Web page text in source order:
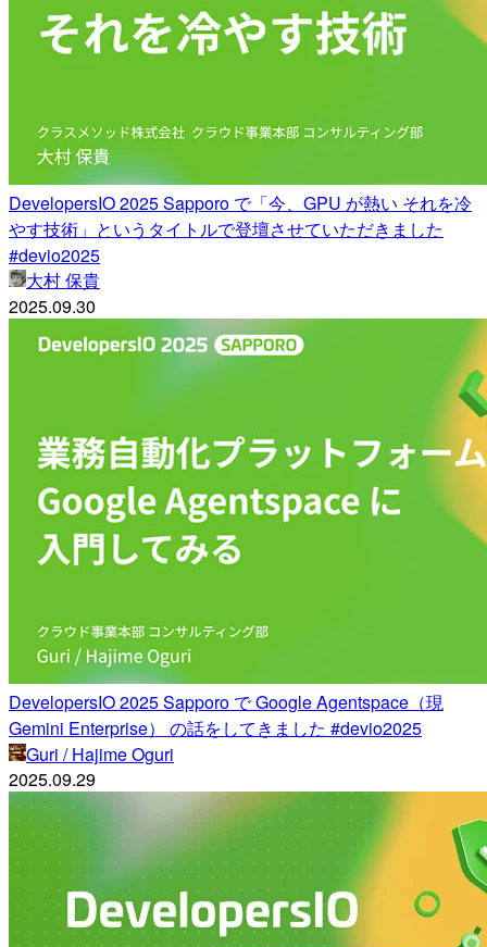
DevelopersIO 2025 Sapporo で「今、GPU が熱い それを冷
やす技術」というタイトルで登壇させていただきました
#devio2025
大村 保貴
2025.09.30
DevelopersIO 2025 Sapporo で Google Agentspace（現
Gemini Enterprise） の話をしてきました #devio2025
Guri / Hajime Oguri
2025.09.29